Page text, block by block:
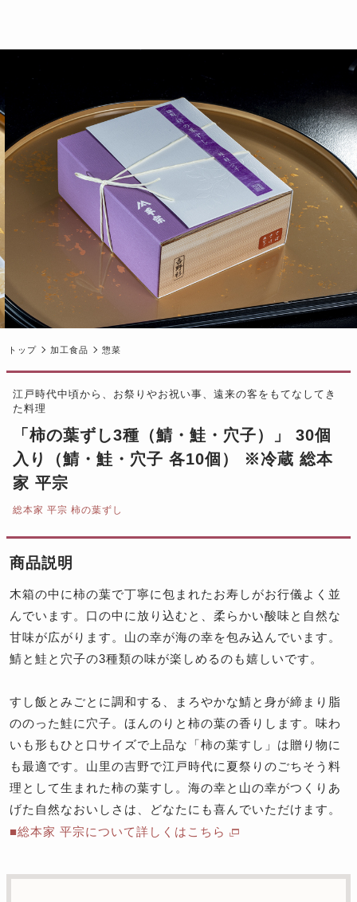
トップ 加工食品 惣菜
江戸時代中頃から、お祭りやお祝い事、遠来の客をもてなしてき
た料理
「柿の葉ずし3種（鯖・鮭・穴子）」 30個
入り（鯖・鮭・穴子 各10個） ※冷蔵 総本
家 平宗
総本家 平宗 柿の葉ずし
商品説明
木箱の中に柿の葉で丁寧に包まれたお寿しがお行儀よく並
んでいます。口の中に放り込むと、柔らかい酸味と自然な
甘味が広がります。山の幸が海の幸を包み込んでいます。
鯖と鮭と穴子の3種類の味が楽しめるのも嬉しいです。
すし飯とみごとに調和する、まろやかな鯖と身が締まり脂
ののった鮭に穴子。ほんのりと柿の葉の香りします。味わ
いも形もひと口サイズで上品な「柿の葉すし」は贈り物に
も最適です。山里の吉野で江戸時代に夏祭りのごちそう料
理として生まれた柿の葉すし。海の幸と山の幸がつくりあ
げた自然なおいしさは、どなたにも喜んでいただけます。
■総本家 平宗について詳しくはこちら